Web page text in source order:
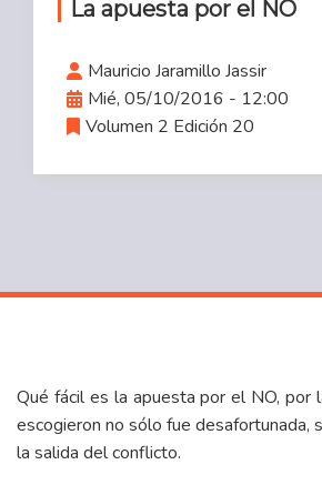
La apuesta por el NO
Mauricio Jaramillo Jassir
Mié, 05/10/2016 - 12:00
Volumen 2 Edición 20
Qué fácil es la apuesta por el NO, por
escogieron no sólo fue desafortunada,
la salida del conflicto.